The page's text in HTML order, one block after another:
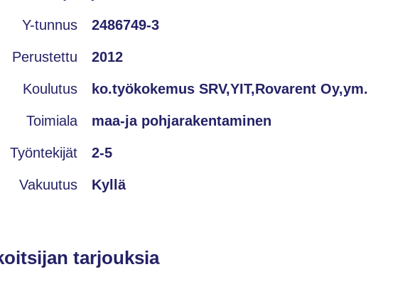
Y-tunnus 2486749-3
Perustettu 2012
Koulutus ko.työkokemus SRV,YIT,Rovarent Oy,ym.
Toimiala maa-ja pohjarakentaminen
Työntekijät 2-5
Vakuutus Kyllä
tarjouksia